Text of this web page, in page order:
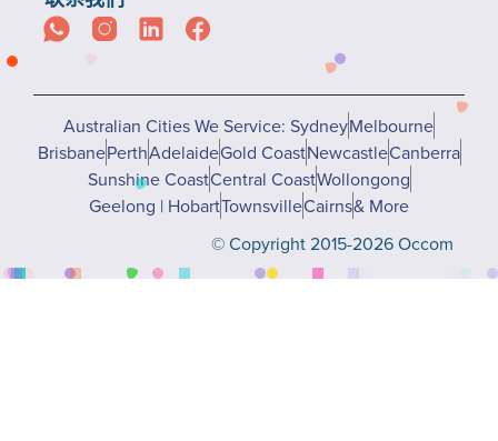
Australian Cities We Service: SydneyMelbourne
BrisbanePerthAdelaideGold CoastNewcastleCanberra
Sunshine CoastCentral CoastWollongong
Geelong | HobartTownsvilleCairns& More
© Copyright 2015-2026 Occom